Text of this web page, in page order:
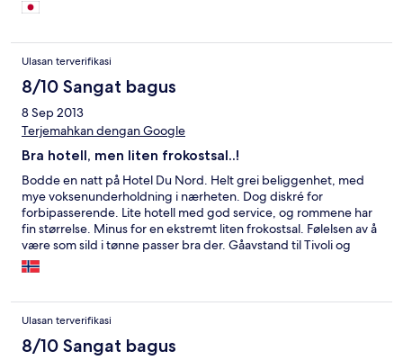
Ulasan terverifikasi
8/10 Sangat bagus
8 Sep 2013
Terjemahkan dengan Google
Bra hotell, men liten frokostsal..!
Bodde en natt på Hotel Du Nord. Helt grei beliggenhet, med
mye voksenunderholdning i nærheten. Dog diskré for
forbipasserende. Lite hotell med god service, og rommene har
fin størrelse. Minus for en ekstremt liten frokostsal. Følelsen av å
være som sild i tønne passer bra der. Gåavstand til Tivoli og
Strøget:) Noe støy fra gaten, men ikke sjenerende. Minus for
sliten dusj
Ulasan terverifikasi
8/10 Sangat bagus